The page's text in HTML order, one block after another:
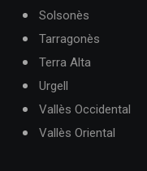
Solsonès
Tarragonès
Terra Alta
Urgell
Vallès Occidental
Vallès Oriental